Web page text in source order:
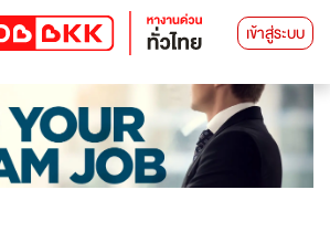
เข้าสู่ระบบ